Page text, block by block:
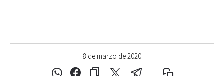
8 de marzo de 2020